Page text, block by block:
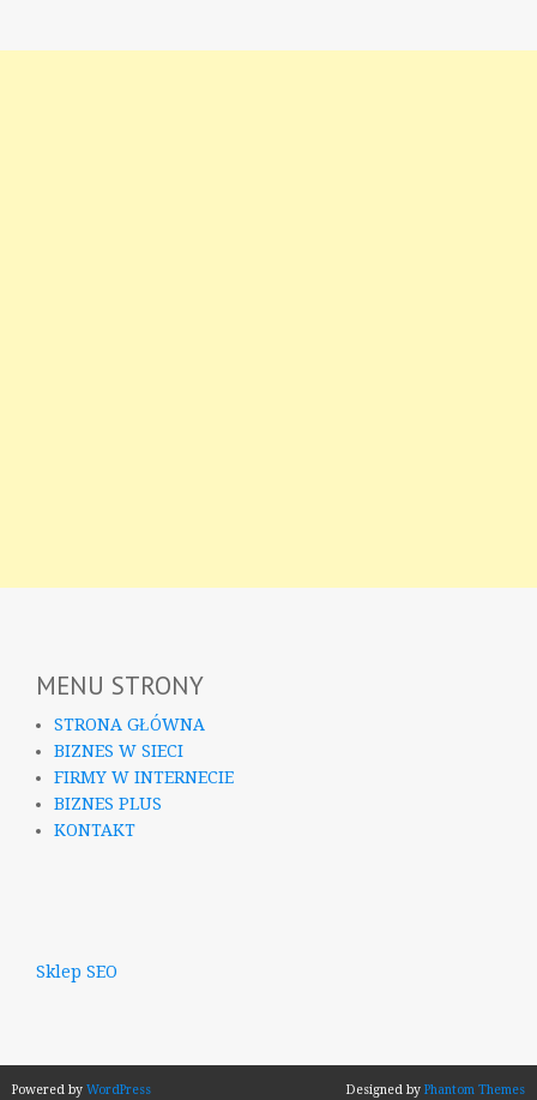
MENU STRONY
STRONA GŁÓWNA
BIZNES W SIECI
FIRMY W INTERNECIE
BIZNES PLUS
KONTAKT
Sklep SEO
Powered by WordPress Designed by Phantom Themes